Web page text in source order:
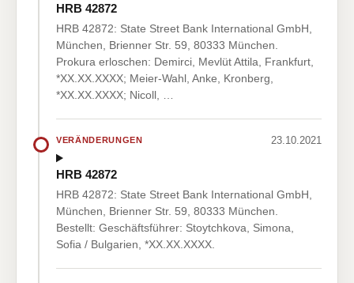
HRB 42872
HRB 42872: State Street Bank International GmbH,
München, Brienner Str. 59, 80333 München.
Prokura erloschen: Demirci, Mevlüt Attila, Frankfurt,
*XX.XX.XXXX; Meier-Wahl, Anke, Kronberg,
*XX.XX.XXXX; Nicoll, …
VERÄNDERUNGEN 23.10.2021
HRB 42872
HRB 42872: State Street Bank International GmbH,
München, Brienner Str. 59, 80333 München.
Bestellt: Geschäftsführer: Stoytchkova, Simona,
Sofia / Bulgarien, *XX.XX.XXXX.